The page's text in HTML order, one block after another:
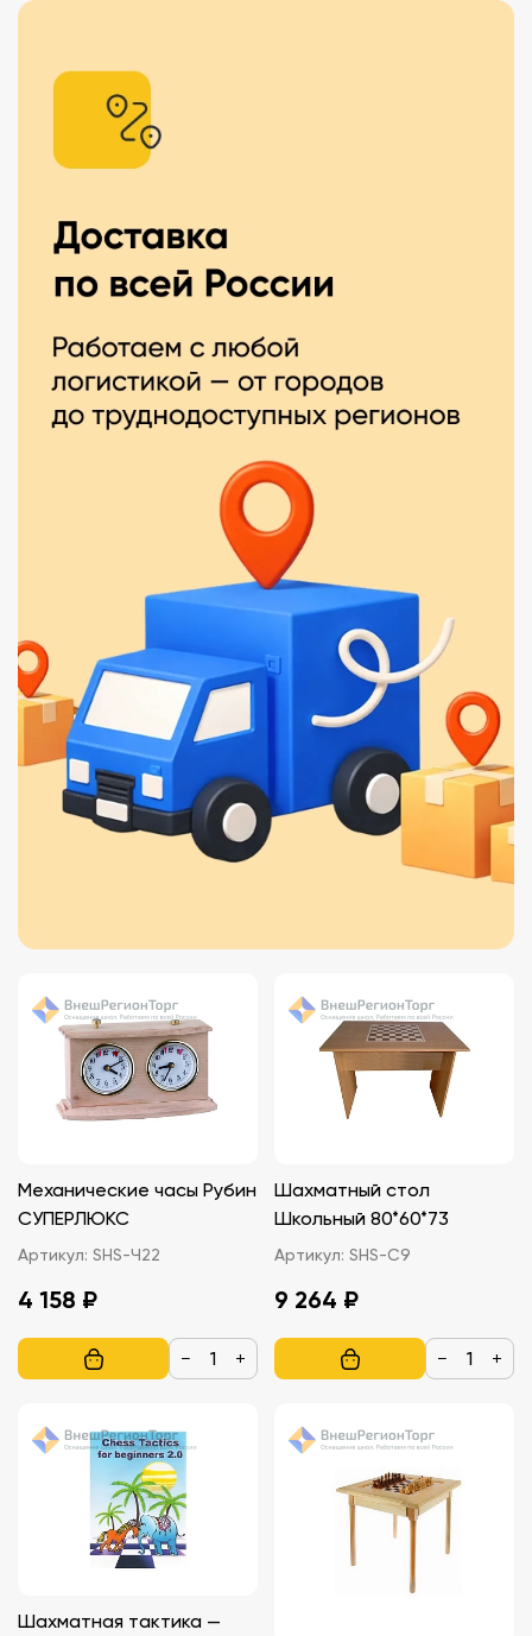
Механические часы Рубин
СУПЕРЛЮКС
Артикул: SHS-Ч22
4 158 ₽
− +
Шахматный стол
Школьный 80*60*73
Артикул: SHS-С9
9 264 ₽
− +
Шахматная тактика —